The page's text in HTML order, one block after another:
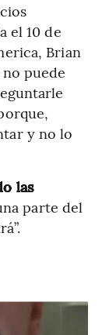
el 10 de
Brian
puede
y no lo
las
parte del